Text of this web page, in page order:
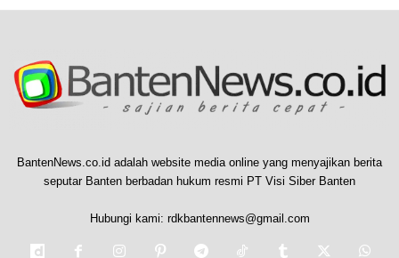
BantenNews.co.id adalah website media online yang menyajikan berita
seputar Banten berbadan hukum resmi PT Visi Siber Banten
Hubungi kami: rdkbantennews@gmail.com